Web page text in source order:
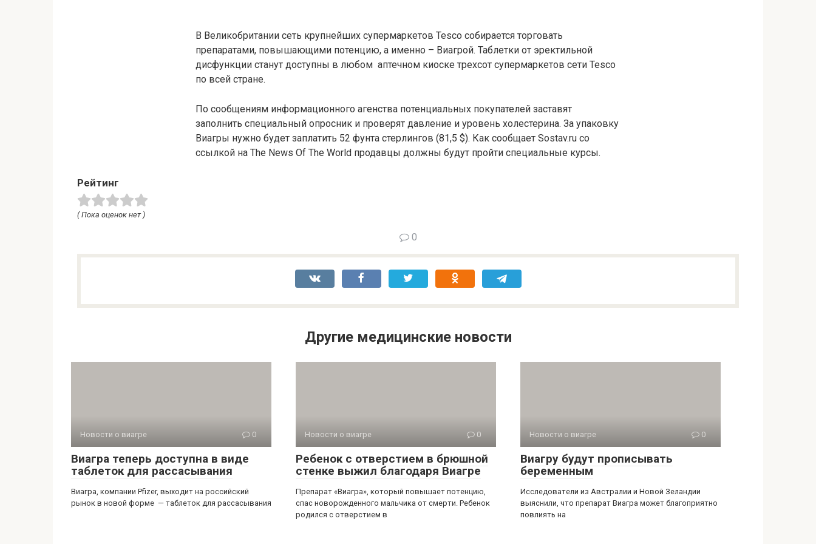
В Великобритании сеть крупнейших супермаркетов Tesco собирается торговать
препаратами, повышающими потенцию, а именно – Виагрой. Таблетки от эректильной
дисфункции станут доступны в любом аптечном киоске трехсот супермаркетов сети Tesco
по всей стране.
По сообщениям информационного агенства потенциальных покупателей заставят
заполнить специальный опросник и проверят давление и уровень холестерина. За упаковку
Виагры нужно будет заплатить 52 фунта стерлингов (81,5 $). Как сообщает Sostav.ru со
ссылкой на The News Of The World продавцы должны будут пройти специальные курсы.
Рейтинг
( Пока оценок нет )
0
Другие медицинские новости
Новости о виагре 0
Виагра теперь доступна в виде
таблеток для рассасывания
Виагра, компании Pfizer, выходит на российский
рынок в новой форме — таблеток для рассасывания
Новости о виагре 0
Ребенок с отверстием в брюшной
стенке выжил благодаря Виагре
Препарат «Виагра», который повышает потенцию,
спас новорожденного мальчика от смерти. Ребенок
родился с отверстием в
Новости о виагре 0
Виагру будут прописывать
беременным
Исследователи из Австралии и Новой Зеландии
выяснили, что препарат Виагра может благоприятно
повлиять на